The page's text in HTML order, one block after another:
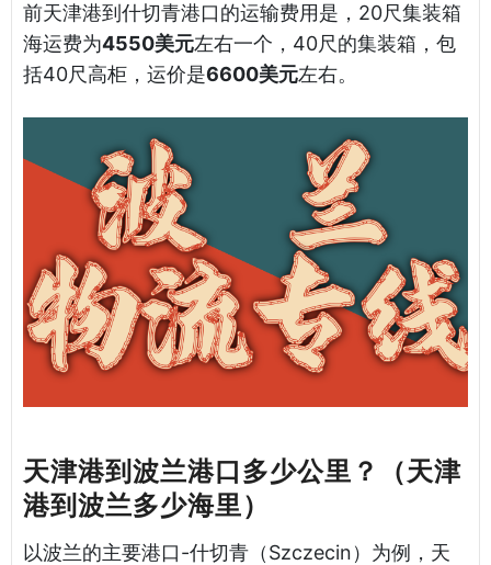
前天津港到什切青港口的运输费用是，20尺集装箱
海运费为4550美元左右一个，40尺的集装箱，包
括40尺高柜，运价是6600美元左右。
天津港到波兰港口多少公里？（天津
港到波兰多少海里）
以波兰的主要港口-什切青（Szczecin）为例，天